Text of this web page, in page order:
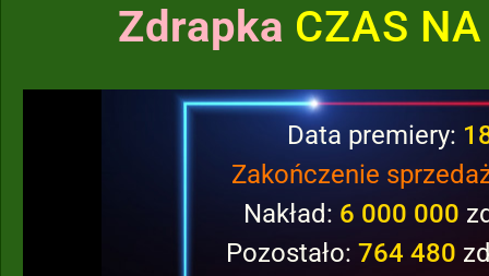
Zdrapka CZAS
Data premiery:
Zakończenie
Nakład: 6 000 000
Pozostało: 764 480